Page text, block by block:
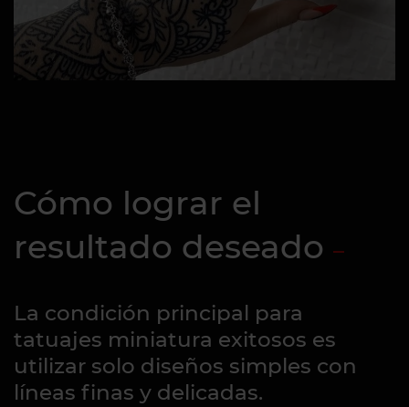
Cómo lograr el
resultado deseado
La condición principal para
tatuajes miniatura exitosos es
utilizar solo diseños simples con
líneas finas y delicadas.